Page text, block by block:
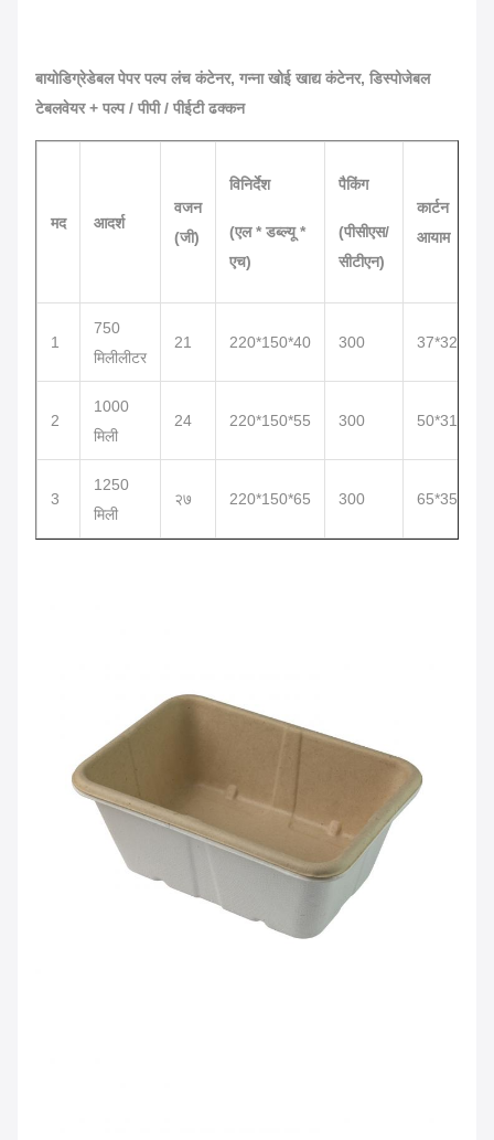
बायोडिग्रेडेबल पेपर पल्प लंच कंटेनर, गन्ना खोई खाद्य कंटेनर, डिस्पोजेबल
टेबलवेयर + पल्प / पीपी / पीईटी ढक्कन
मद आदर्श
वजन
(जी)
विनिर्देश
(एल * डब्ल्यू *
एच)
पैकिंग
(पीसीएस/
सीटीएन)
कार्टन
आयाम
1
750
मिलीलीटर
21 220*150*40 300 37*32*24
2
1000
मिली
24 220*150*55 300 50*31*25
3
1250
मिली
२७ 220*150*65 300 65*35*24